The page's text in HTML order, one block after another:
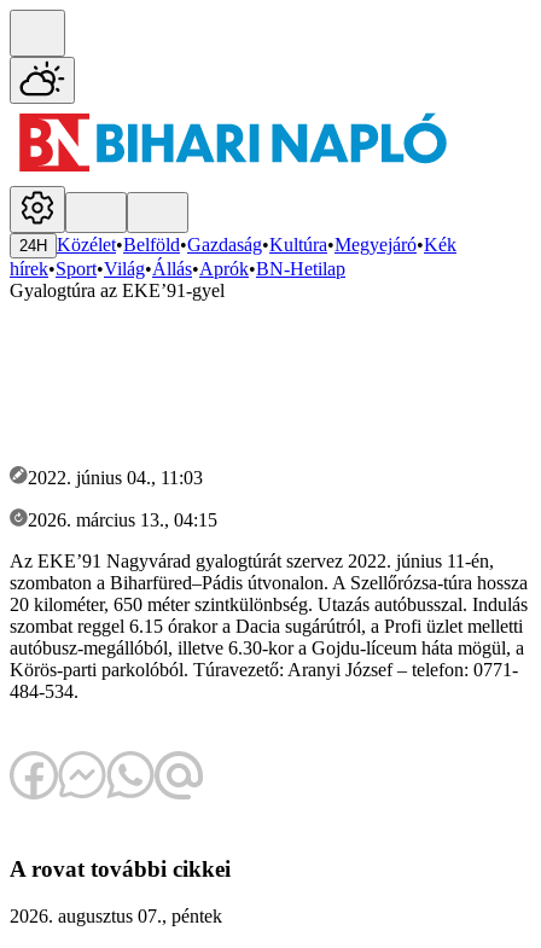
24H Közélet•Belföld•Gazdaság•Kultúra•Megyejáró•Kék
hírek•Sport•Világ•Állás•Aprók•BN-Hetilap
Gyalogtúra az EKE’91-gyel
2022. június 04., 11:03
2026. március 13., 04:15
Az EKE’91 Nagyvárad gyalogtúrát szervez 2022. június 11-én,
szombaton a Biharfüred–Pádis útvonalon. A Szellőrózsa-túra hossza
20 kilométer, 650 méter szintkülönbség. Utazás autóbusszal. Indulás
szombat reggel 6.15 órakor a Dacia sugárútról, a Profi üzlet melletti
autóbusz-megállóból, illetve 6.30-kor a Gojdu-líceum háta mögül, a
Körös-parti parkolóból. Túravezető: Aranyi József – telefon: 0771-
484-534.
A rovat további cikkei
2026. augusztus 07., péntek